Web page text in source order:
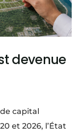
devenue
capital
et 2026, l’État